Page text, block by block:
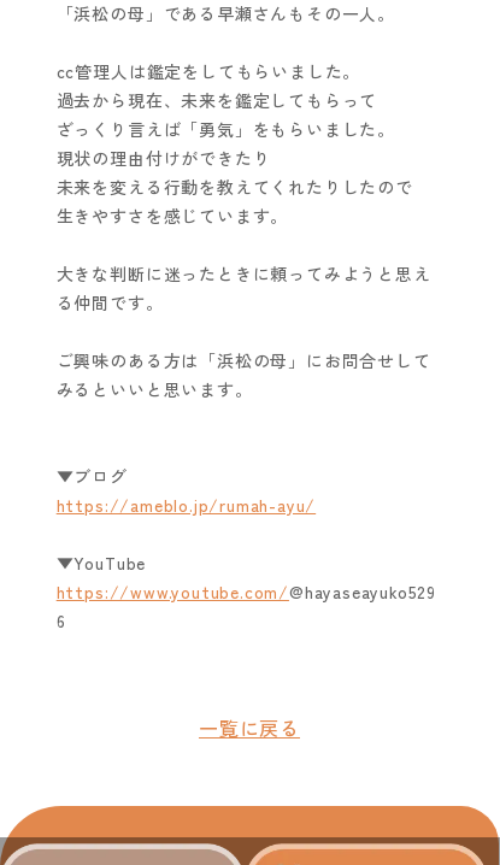
「浜松の母」である早瀬さんもその一人。
cc管理人は鑑定をしてもらいました。
過去から現在、未来を鑑定してもらって
ざっくり言えば「勇気」をもらいました。
現状の理由付けができたり
未来を変える行動を教えてくれたりしたので
生きやすさを感じています。
大きな判断に迷ったときに頼ってみようと思え
る仲間です。
ご興味のある方は「浜松の母」にお問合せして
みるといいと思います。
▼ブログ
https://ameblo.jp/rumah-ayu/
▼YouTube
https://www.youtube.com/@hayaseayuko529
6
一覧に戻る